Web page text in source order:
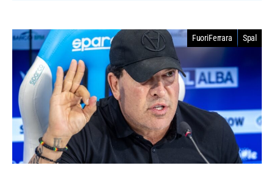
FuoriFerrara Spal